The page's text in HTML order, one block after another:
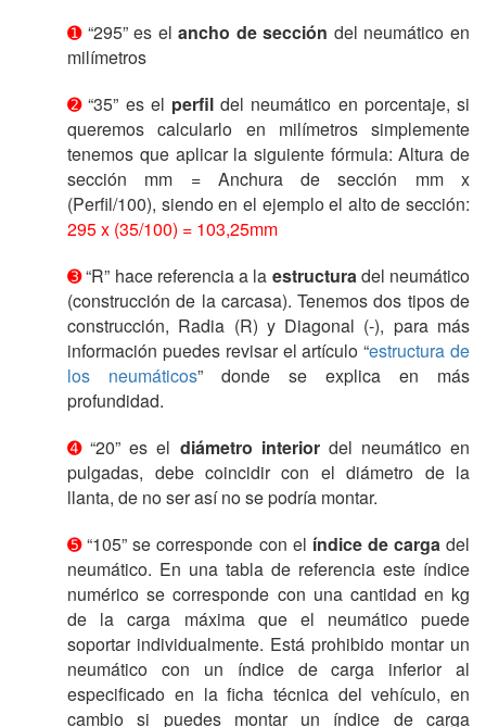
➊“295” es elancho de sección del neumático en
milímetros
➋“35” es el perfil del neumático en porcentaje, si
queremos calcularlo en milímetros simplemente
tenemos que aplicar la siguiente fórmula: Altura de
sección mm = Anchura de sección mm x
(Perfil/100), siendo en el ejemplo el alto de sección:
295 x (35/100) = 103,25mm
➌“R” hace referencia a la estructuradel neumático
(construcción de la carcasa). Tenemos dos tipos de
construcción, Radia (R) y Diagonal (-), para más
información puedes revisar el artículo “estructura de
los neumáticos” donde se explica en más
profundidad.
➍“20” es el diámetro interior del neumático en
pulgadas, debe coincidir con el diámetro de la
llanta, de no ser así no se podría montar.
➎“105” se corresponde con el índice de cargadel
neumático. En una tabla de referencia este índice
numérico se corresponde con una cantidad en kg
de la carga máxima que el neumático puede
soportar individualmente. Está prohibido montar un
neumático con un índice de carga inferior al
especificado en la ficha técnica del vehículo, en
cambio si puedes montar un índice de carga